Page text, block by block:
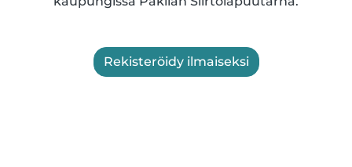
Rekisteröidy ilmaiseksi